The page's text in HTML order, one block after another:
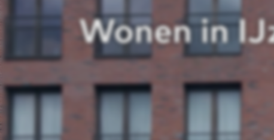
Wonen in